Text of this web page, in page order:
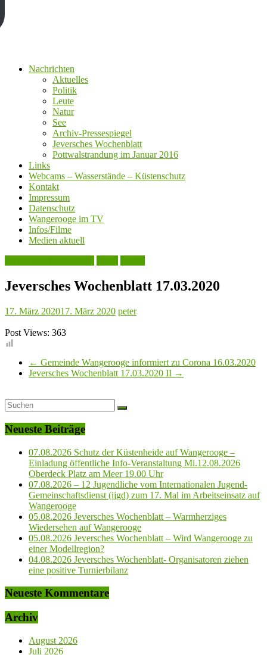
Nachrichten
Aktuelles
Politik
Leute
Natur
See
Archiv-Pressespiegel
Jeversches Wochenblatt
Pottwalstrandung im Januar 2016
Links
Webcams – Wasserstände – Küstenschutz
Kontakt
Impressum
Datenschutz
Wangerooge im TV
Infos/Filme
Medien aktuell
Jeversches Wochenblatt 17.03.2020
17. März 202017. März 2020 peter
Post Views: 363
← Gemeinde Wangerooge informiert zu Corona 16.03.2020
Jeversches Wochenblatt 17.03.2020 II →
Neueste Beiträge
07.08.2026 Schutz der Küstenheide auf Wangerooge –
Einladung öffentliche Info-Veranstaltung Mi.12.08.2026
Oberdeck Platz am Meer 19.00 Uhr
07.08.2026 – 12 Jugendliche vom Internationalen Jugend-
Gemeinschaftsdienst (ijgd) zum 17. Mal im Arbeitseinsatz auf
Wangerooge
05.08.2026 Jeversches Wochenblatt – Warmherziges
Wiedersehen auf Wangerooge
05.08.2026 Jeversches Wochenblatt – Wird Wangerooge zu
einer Modellregion?
04.08.2026 Jeversches Wochenblatt- Organisatoren ziehen
eine positive Turnierbilanz
Neueste Kommentare
Archiv
August 2026
Juli 2026